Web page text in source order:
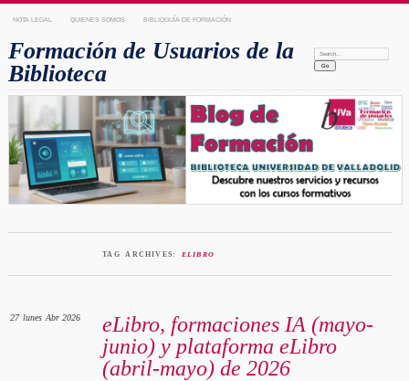
NOTA LEGAL QUIENES SOMOS BIBLIOGUÍA DE FORMACIÓN
Formación de Usuarios de la
Biblioteca
Search:
TAG ARCHIVES: ELIBRO
eLibro, formaciones IA (mayo-
junio) y plataforma eLibro
(abril-mayo) de 2026
27 lunes Abr 2026